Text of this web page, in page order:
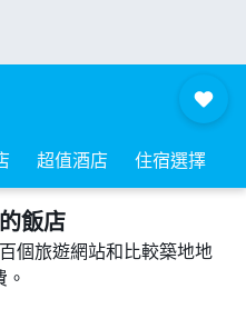
超值酒店 住宿選擇
飯店
個旅遊網站和比較築地地